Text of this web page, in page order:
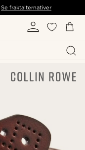
Se fraktalternativer